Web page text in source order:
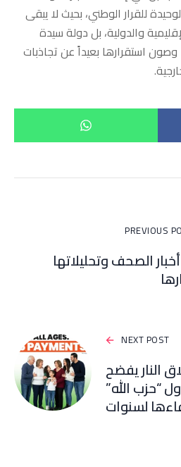
للقرار الوطني، بحيث لا يبقى
والدولية، بل دولة سيدة
استقرارها بعيداً عن تجاذبات
PREVIOUS
🇱🇧 أخبار الصحف وتحليلاتها
NEXT POST
النار يفضح
“حزب الله”
لسنوات